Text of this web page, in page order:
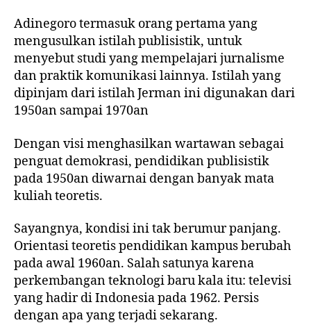
Adinegoro termasuk orang pertama yang
mengusulkan istilah publisistik, untuk
menyebut studi yang mempelajari jurnalisme
dan praktik komunikasi lainnya. Istilah yang
dipinjam dari istilah Jerman ini digunakan dari
1950an sampai 1970an
Dengan visi menghasilkan wartawan sebagai
penguat demokrasi, pendidikan publisistik
pada 1950an diwarnai dengan banyak mata
kuliah teoretis.
Sayangnya, kondisi ini tak berumur panjang.
Orientasi teoretis pendidikan kampus berubah
pada awal 1960an. Salah satunya karena
perkembangan teknologi baru kala itu: televisi
yang hadir di Indonesia pada 1962. Persis
dengan apa yang terjadi sekarang.